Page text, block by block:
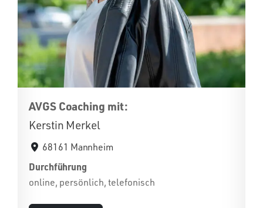
AVGS Coaching mit:
Kerstin Merkel
68161 Mannheim
Durchführung
online, persönlich, telefonisch